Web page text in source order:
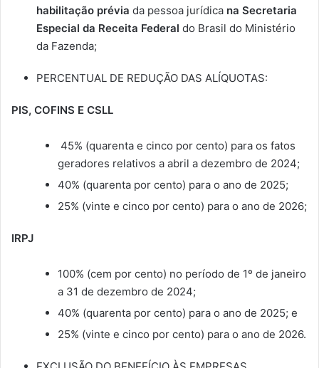
habilitação prévia da pessoa jurídica na Secretaria
Especial da Receita Federal do Brasil do Ministério
da Fazenda;
PERCENTUAL DE REDUÇÃO DAS ALÍQUOTAS:
PIS, COFINS E CSLL
45% (quarenta e cinco por cento) para os fatos
geradores relativos a abril a dezembro de 2024;
40% (quarenta por cento) para o ano de 2025;
25% (vinte e cinco por cento) para o ano de 2026;
IRPJ
100% (cem por cento) no período de 1º de janeiro
a 31 de dezembro de 2024;
40% (quarenta por cento) para o ano de 2025; e
25% (vinte e cinco por cento) para o ano de 2026.